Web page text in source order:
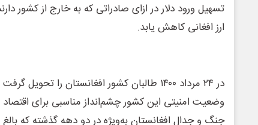
تسهیل ورود دلار در ازای صادراتی که به خارج از کشور
ارز افغانی کاهش یابد.
در ۲۴ مرداد ۱۴۰۰ طالبان کشور افغانستان را
وضعیت امنیتی این کشور چشم‌انداز مناسبی برای اقتصاد